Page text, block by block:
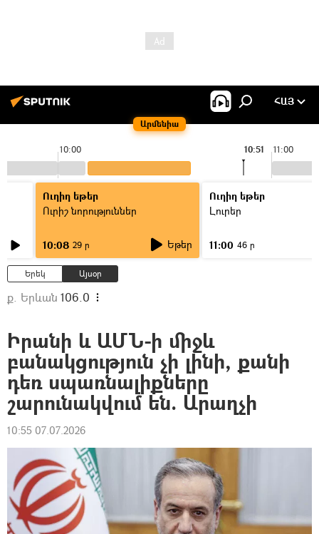
Արմենիա
ՀԱՅ
10:00 11:00
10:51
Ուղիղ եթեր
Ուրիշ նորություններ
10:08 29 ր Եթեր
Ուղիղ եթեր
Լուրեր
11:00 46 ր
Երեկ Այսօր
ք. Երևան 106.0
Իրանի և ԱՄՆ-ի միջև
բանակցություն չի լինի, քանի
դեռ սպառնալիքները
շարունակվում են. Արաղչի
10:55 07.07.2026